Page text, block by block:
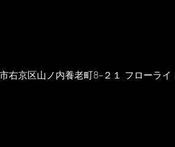
右京区山ノ内養老町8−２１ フローライ